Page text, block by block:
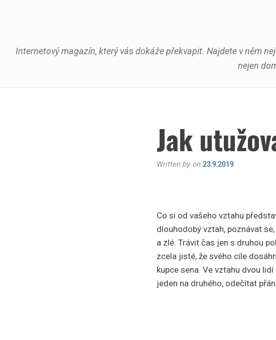
Internetový magazín, který vás dokáže překvapit. Najdete v něm
nejen
Jak
Written by on 23.9.2019
Co si od vašeho vztahu
dlouhodobý vztah, poznávat
a zlé. Trávit čas jen s druhou
zcela jisté, že svého cíle
kupce sena. Ve vztahu dvou
jeden na druhého, odečítat